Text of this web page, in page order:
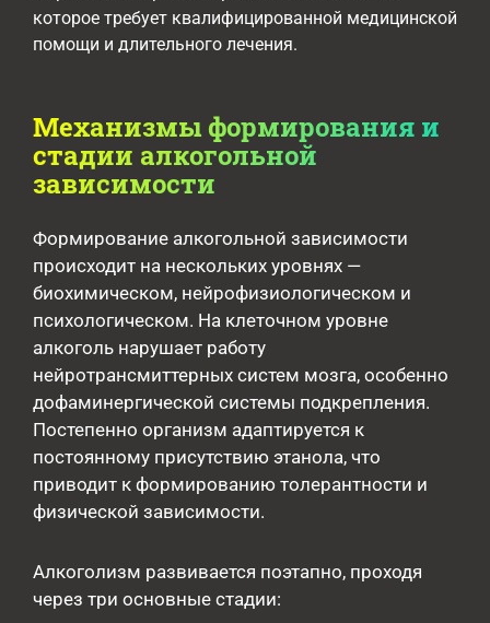
которое требует квалифицированной медицинской
помощи и длительного лечения.
Механизмы формирования и
стадии алкогольной
зависимости
Формирование алкогольной зависимости
происходит на нескольких уровнях —
биохимическом, нейрофизиологическом и
психологическом. На клеточном уровне
алкоголь нарушает работу
нейротрансмиттерных систем мозга, особенно
дофаминергической системы подкрепления.
Постепенно организм адаптируется к
постоянному присутствию этанола, что
приводит к формированию толерантности и
физической зависимости.
Алкоголизм развивается поэтапно, проходя
через три основные стадии: